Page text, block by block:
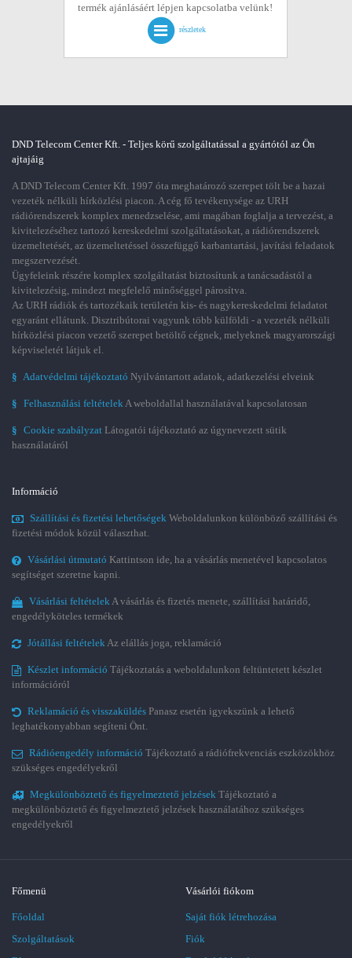
termék ajánlásáért lépjen kapcsolatba velünk!
részletek
DND Telecom Center Kft. - Teljes körű szolgáltatással a gyártótól az Ön
ajtajáig
A DND Telecom Center Kft. 1997 óta meghatározó szerepet tölt be a hazai
vezeték nélküli hírközlési piacon. A cég fő tevékenysége az URH
rádiórendszerek komplex menedzselése, ami magában foglalja a tervezést, a
kivitelezéséhez tartozó kereskedelmi szolgáltatásokat, a rádiórendszerek
üzemeltetését, az üzemeltetéssel összefüggő karbantartási, javítási feladatok
megszervezését.
Ügyfeleink részére komplex szolgáltatást biztosítunk a tanácsadástól a
kivitelezésig, mindezt megfelelő minőséggel párosítva.
Az URH rádiók és tartozékaik területén kis- és nagykereskedelmi feladatot
egyaránt ellátunk. Disztribútorai vagyunk több külföldi - a vezeték nélküli
hírközlési piacon vezető szerepet betöltő cégnek, melyeknek magyarországi
képviseletét látjuk el.
§ Adatvédelmi tájékoztató Nyilvántartott adatok, adatkezelési elveink
§ Felhasználási feltételekA weboldallal használatával kapcsolatosan
§ Cookie szabályzat Látogatói tájékoztató az úgynevezett sütik
használatáról
Információ
Szállítási és fizetési lehetőségek Weboldalunkon különböző szállítási és
fizetési módok közül választhat.
Vásárlási útmutató Kattintson ide, ha a vásárlás menetével kapcsolatos
segítséget szeretne kapni.
Vásárlási feltételekA vásárlás és fizetés menete, szállítási határidő,
engedélyköteles termékek
Jótállási feltételekAz elállás joga, reklamáció
Készlet információ Tájékoztatás a weboldalunkon feltüntetett készlet
információról
Reklamáció és visszaküldés Panasz esetén igyekszünk a lehető
leghatékonyabban segíteni Önt.
Rádióengedély információ Tájékoztató a rádiófrekvenciás eszközökhöz
szükséges engedélyekről
Megkülönböztető és figyelmeztető jelzések Tájékoztató a
megkülönböztető és figyelmeztető jelzések használatához szükséges
engedélyekről
Főmenü
Főoldal
Szolgáltatások
Vásárlói fiókom
Saját fiók létrehozása
Fiók